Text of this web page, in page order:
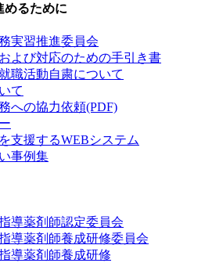
めるために
実習推進委員会
よび対応のための手引き書
職活動自粛について
て
への協力依頼(PDF)
支援するWEBシステム
事例集
導薬剤師認定委員会
導薬剤師養成研修委員会
導薬剤師養成研修